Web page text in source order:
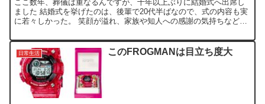
ここ数年、葬儀は重なるんですが、十年以上ぶりに結婚式へ出席し
ました 結婚式を挙げたのは、後輩で20代半ばなので、式の内容も実
に若々しかった。 笑顔が溢れ、家族や知人への感謝の気持ちなど、
日常生活 このFROGMANは目立ち度大